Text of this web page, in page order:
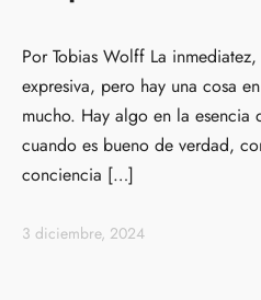
Por Tobias Wolff La
expresiva, pero hay una cosa
mucho. Hay algo en la esencia
cuando es bueno de verdad,
conciencia […]
3 diciembre, 2024